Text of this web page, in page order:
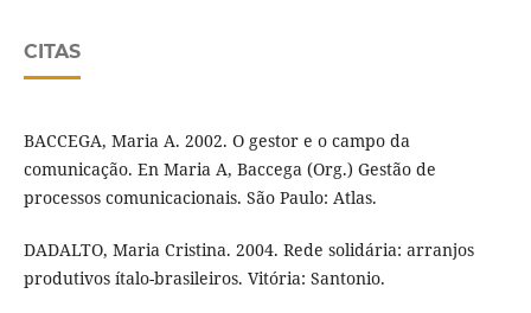
CITAS
BACCEGA, Maria A. 2002. O gestor e o campo da
comunicação. En Maria A, Baccega (Org.) Gestão de
processos comunicacionais. São Paulo: Atlas.
DADALTO, Maria Cristina. 2004. Rede solidária: arranjos
produtivos ítalo-brasileiros. Vitória: Santonio.